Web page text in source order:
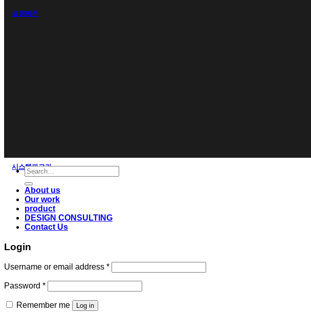
글램핑존
시스템파고라
Search
for:
About us
Our work
product
DESIGN CONSULTING
Contact Us
Login
Username or email address *
Password *
Remember me Log in